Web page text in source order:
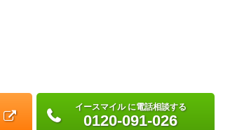
イースマイル に電話相談する
0120-091-026